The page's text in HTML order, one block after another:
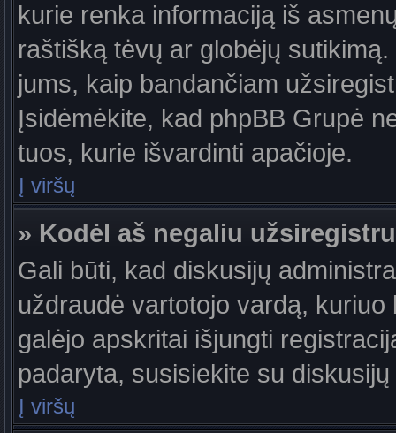
kurie renka informaciją iš
raštišką tėvų ar globėjų
jums, kaip bandančiam
Įsidėmėkite, kad phpBB Grupė
tuos, kurie išvardinti apačioje.
Į viršų
» Kodėl aš negaliu
Gali būti, kad diskusijų
uždraudė vartotojo vardą,
galėjo apskritai išjungti
padaryta, susisiekite su
Į viršų